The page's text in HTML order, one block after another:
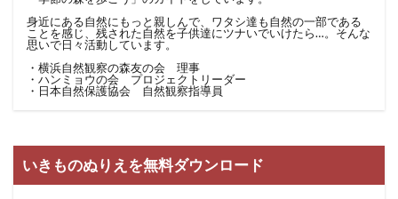
身近にある自然にもっと親しんで、ワタシ達も自然の一部である
ことを感じ、残された自然を子供達にツナいでいけたら…。そんな
思いで日々活動しています。
・横浜自然観察の森友の会 理事
・ハンミョウの会 プロジェクトリーダー
・日本自然保護協会 自然観察指導員
いきものぬりえを無料ダウンロード